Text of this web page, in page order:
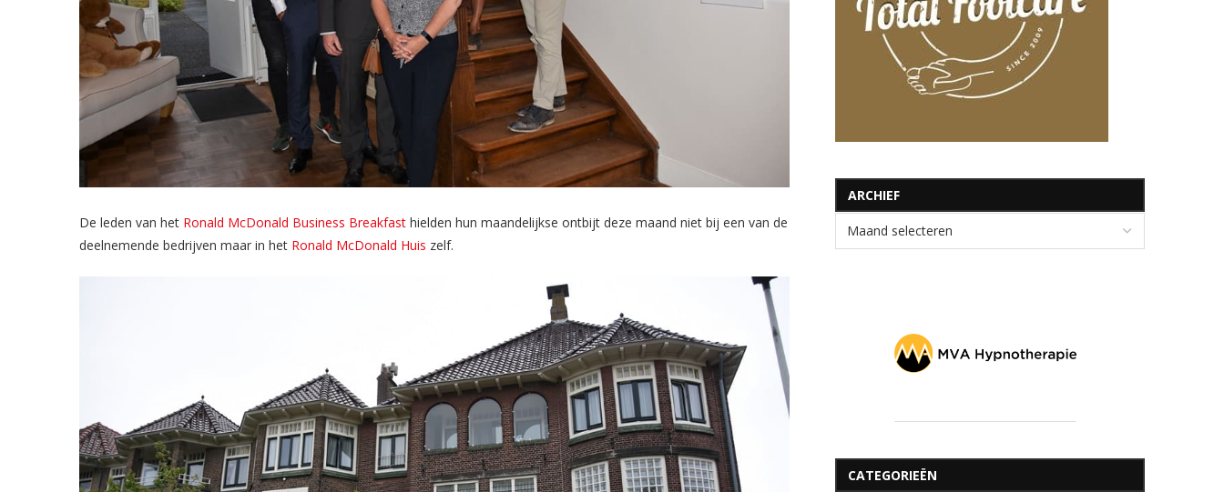
De leden van het Ronald McDonald Business Breakfast hielden hun maandelijkse ontbijt deze maand niet bij een van de
deelnemende bedrijven maar in het Ronald McDonald Huis zelf.
ARCHIEF
CATEGORIEËN